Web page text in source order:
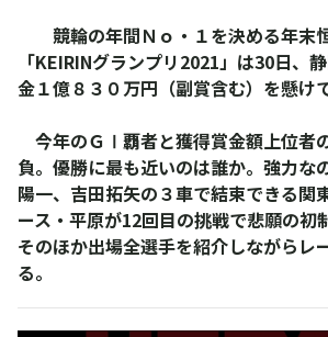
競輪の年間Ｎｏ・１を決める年末
「KEIRINグランプリ2021 」は30日、
金１億８３０万円（副賞含む）を懸け
今年のＧⅠ覇者と獲得賞金額上位者
負。優勝に最も近いのは誰か。強力な
陽一、吉田拓矢の３車で結束できる関
ース・平原が12回目の挑戦で悲願の初
そのほか出場全選手を紹介しながらレ
る。